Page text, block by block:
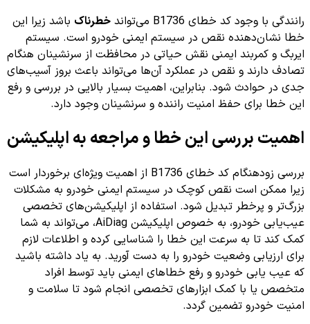
رانندگی با وجود کد خطای B1736 می‌تواند خطرناک باشد زیرا این
خطا نشان‌دهنده نقص در سیستم ایمنی خودرو است. سیستم
ایربگ و کمربند ایمنی نقش حیاتی در محافظت از سرنشینان هنگام
تصادف دارند و نقص در عملکرد آن‌ها می‌تواند باعث بروز آسیب‌های
جدی در حوادث شود. بنابراین، اهمیت بسیار بالایی در بررسی و رفع
این خطا برای حفظ امنیت راننده و سرنشینان وجود دارد.
اهمیت بررسی این خطا و مراجعه به اپلیکیشن
بررسی زودهنگام کد خطای B1736 از اهمیت ویژه‌ای برخوردار است
زیرا ممکن است نقص کوچک در سیستم ایمنی خودرو به مشکلات
بزرگ‌تر و پرخطر تبدیل شود. استفاده از اپلیکیشن‌های تخصصی
عیب‌یابی خودرو، به خصوص اپلیکیشن AiDiag، می‌تواند به شما
کمک کند تا به سرعت این خطا را شناسایی کرده و اطلاعات لازم
برای ارزیابی وضعیت خودرو را به دست آورید. به یاد داشته باشید
که عیب یابی خودرو و رفع خطاهای ایمنی باید توسط افراد
متخصص یا با کمک ابزارهای تخصصی انجام شود تا سلامت و
امنیت خودرو تضمین گردد.